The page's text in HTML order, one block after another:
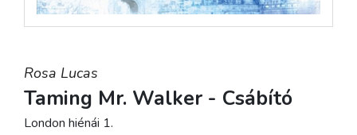
Rosa Lucas
Taming Mr. Walker - Csábító
London hiénái 1.